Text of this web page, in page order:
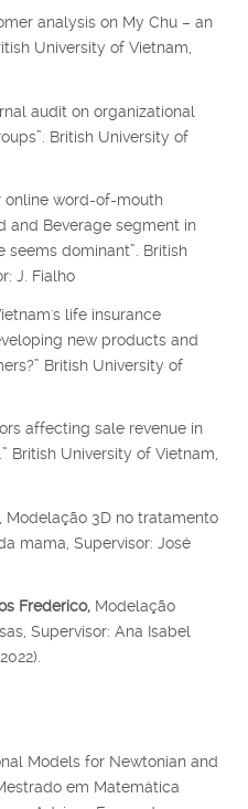
analysis on My Chu – an
University of Vietnam,
audit on organizational
British University of
online word-of-mouth
and Beverage segment in
dominant”. British
J. Fialho
life insurance
new products and
British University of
affecting sale revenue in
British University of Vietnam,
, Modelação 3D no tratamento
mama, Supervisor: José
Frederico, Modelação
Supervisor: Ana Isabel
Models for Newtonian and
em Matemática